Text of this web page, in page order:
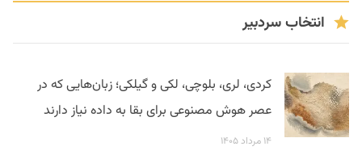
انتخاب سردبیر
کردی، لری، بلوچی، لکی و گیلکی؛ زبان‌هایی که در
عصر هوش مصنوعی برای بقا به داده نیاز دارند
۱۴ مرداد ۱۴۰۵